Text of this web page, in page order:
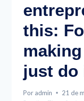
this:
just do
Por admin
21 de